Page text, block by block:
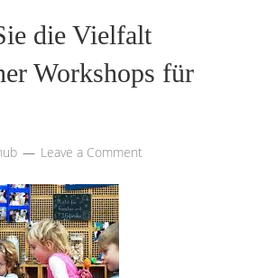
die Vielfalt
Workshops für
Leave a Comment